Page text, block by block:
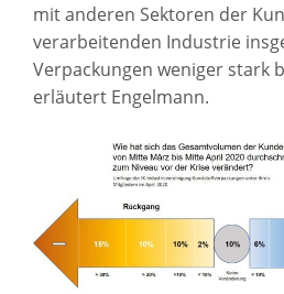
mit anderen Sektoren der
verarbeitenden Industrie
Verpackungen weniger stark
erläutert Engelmann.